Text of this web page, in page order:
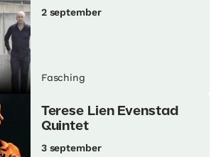
2 september
Fasching
Terese Lien Evenstad
Quintet
3 september